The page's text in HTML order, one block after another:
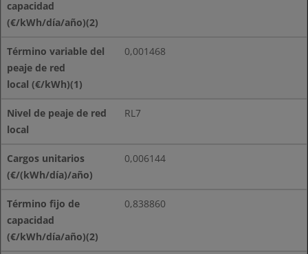
0,001468
RL7
0,006144
0,838860